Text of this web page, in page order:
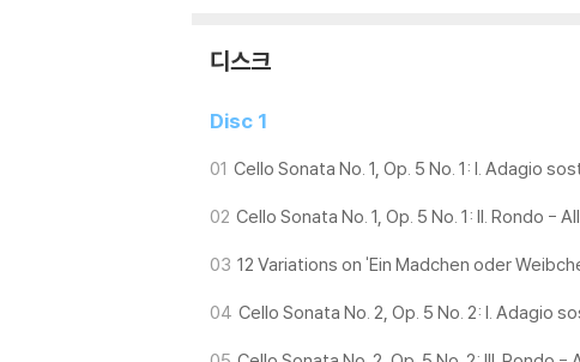
디스크
Disc 1
01 Cello Sonata No. 1, Op. 5 No. 1: I. Adagio
02 Cello Sonata No. 1, Op. 5 No. 1: II. Rondo -
03 12 Variations on 'Ein Madchen oder
04 Cello Sonata No. 2, Op. 5 No. 2: I.